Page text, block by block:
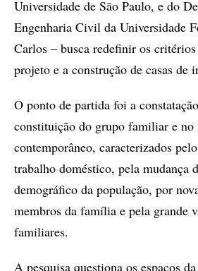
Universidade de São Paulo, e do
Engenharia Civil da Universidade
Carlos – busca redefinir os
projeto e a construção de casas de
O ponto de partida foi a
constituição do grupo familiar e no
contemporâneo, caracterizados
trabalho doméstico, pela mudança
demográfico da população, por
membros da família e pela grande
familiares.
A pesquisa questiona os espaços